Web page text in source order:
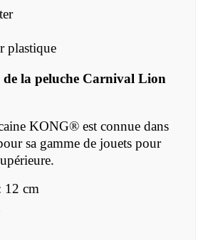
plastique
de la peluche Carnival Lion
KONG® est connue dans
sa gamme de jouets pour
12 cm